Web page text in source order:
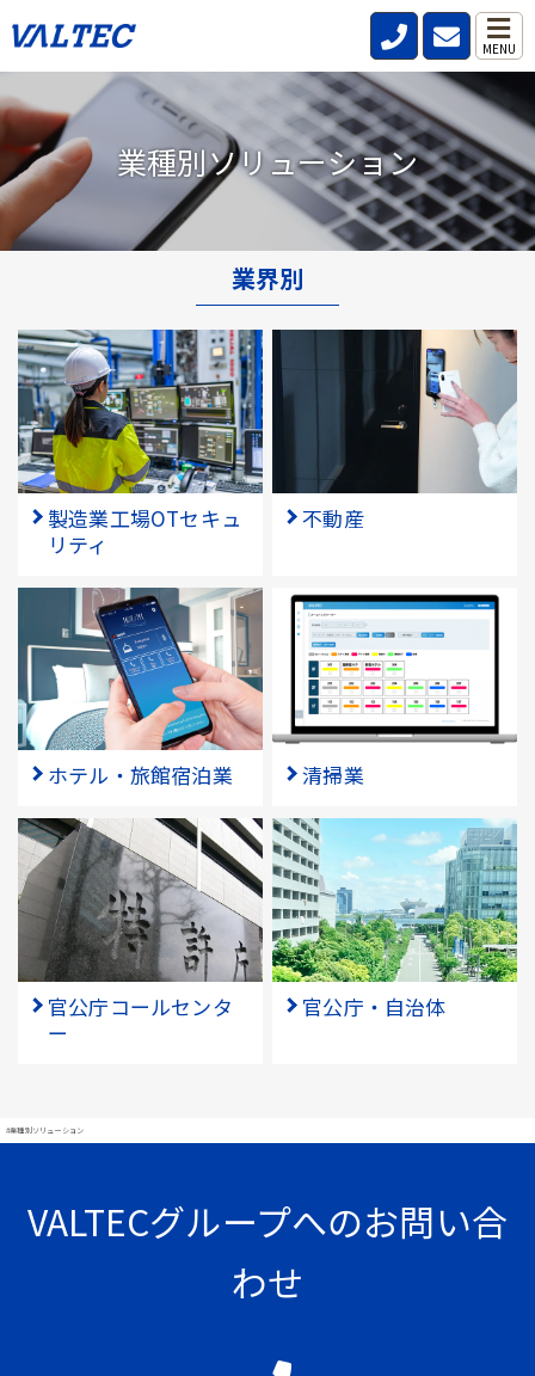
MENU
業種別ソリューション
業界別
製造業工場OTセキュ
リティ
不動産
ホテル・旅館宿泊業 清掃業
官公庁コールセンタ
ー
官公庁・自治体
#業種別ソリューション
VALTECグループへのお問い合
わせ